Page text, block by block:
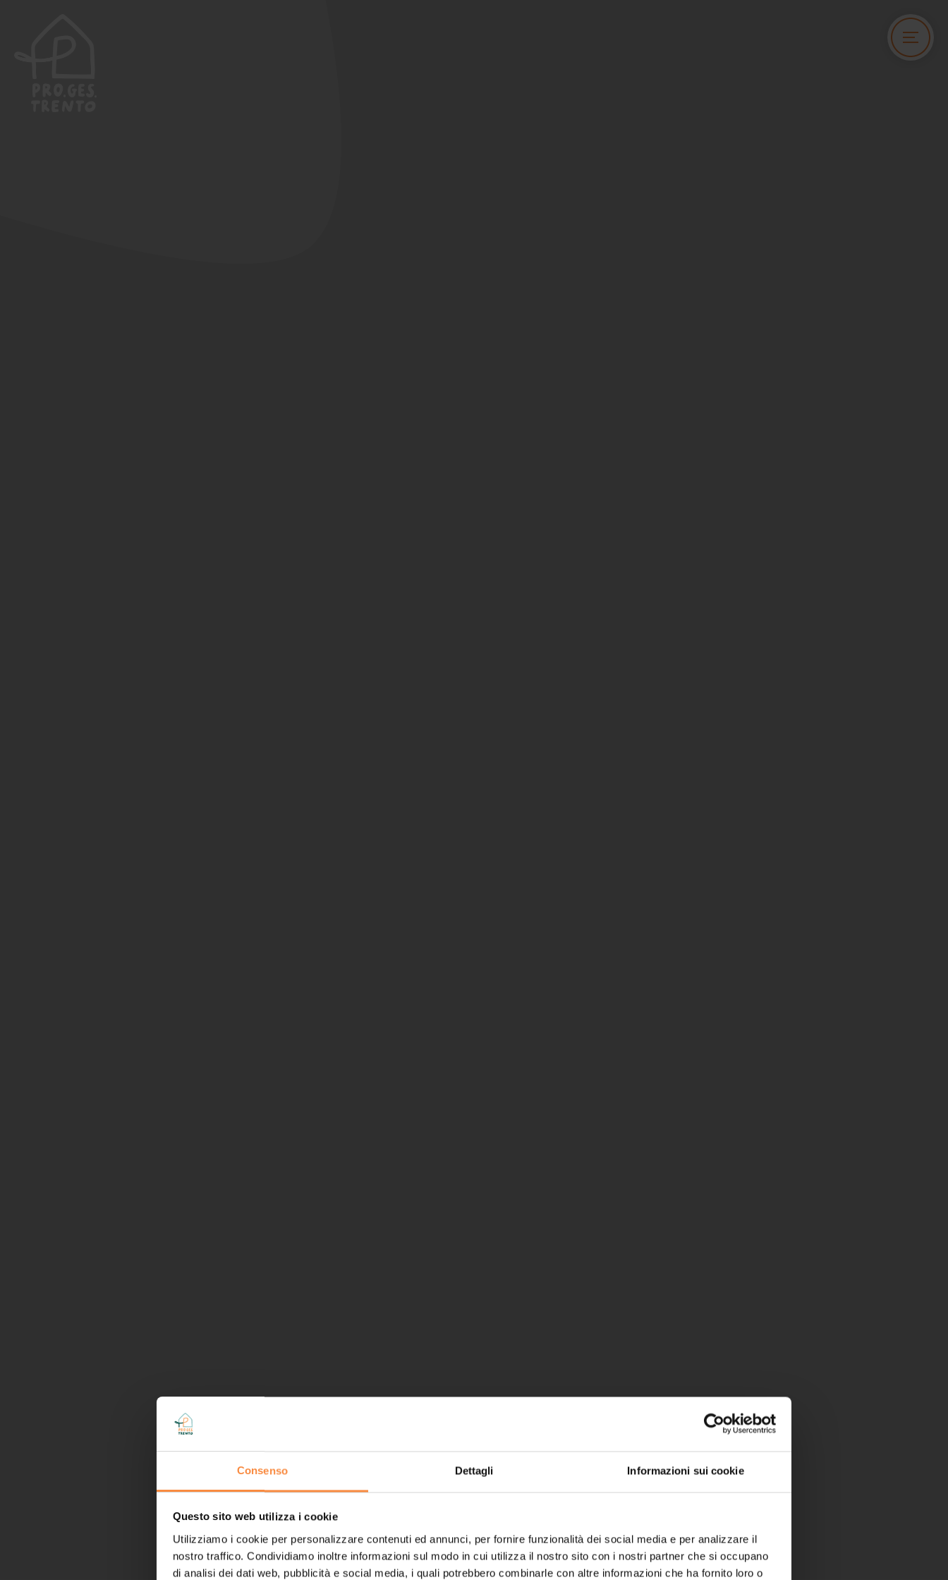
Consenso Dettagli Informazioni sui cookie
Questo sito web utilizza i cookie
Utilizziamo i cookie per personalizzare contenuti ed annunci, per fornire funzionalità dei social media e per analizzare il
nostro traffico. Condividiamo inoltre informazioni sul modo in cui utilizza il nostro sito con i nostri partner che si occupano
di analisi dei dati web, pubblicità e social media, i quali potrebbero combinarle con altre informazioni che ha fornito loro o